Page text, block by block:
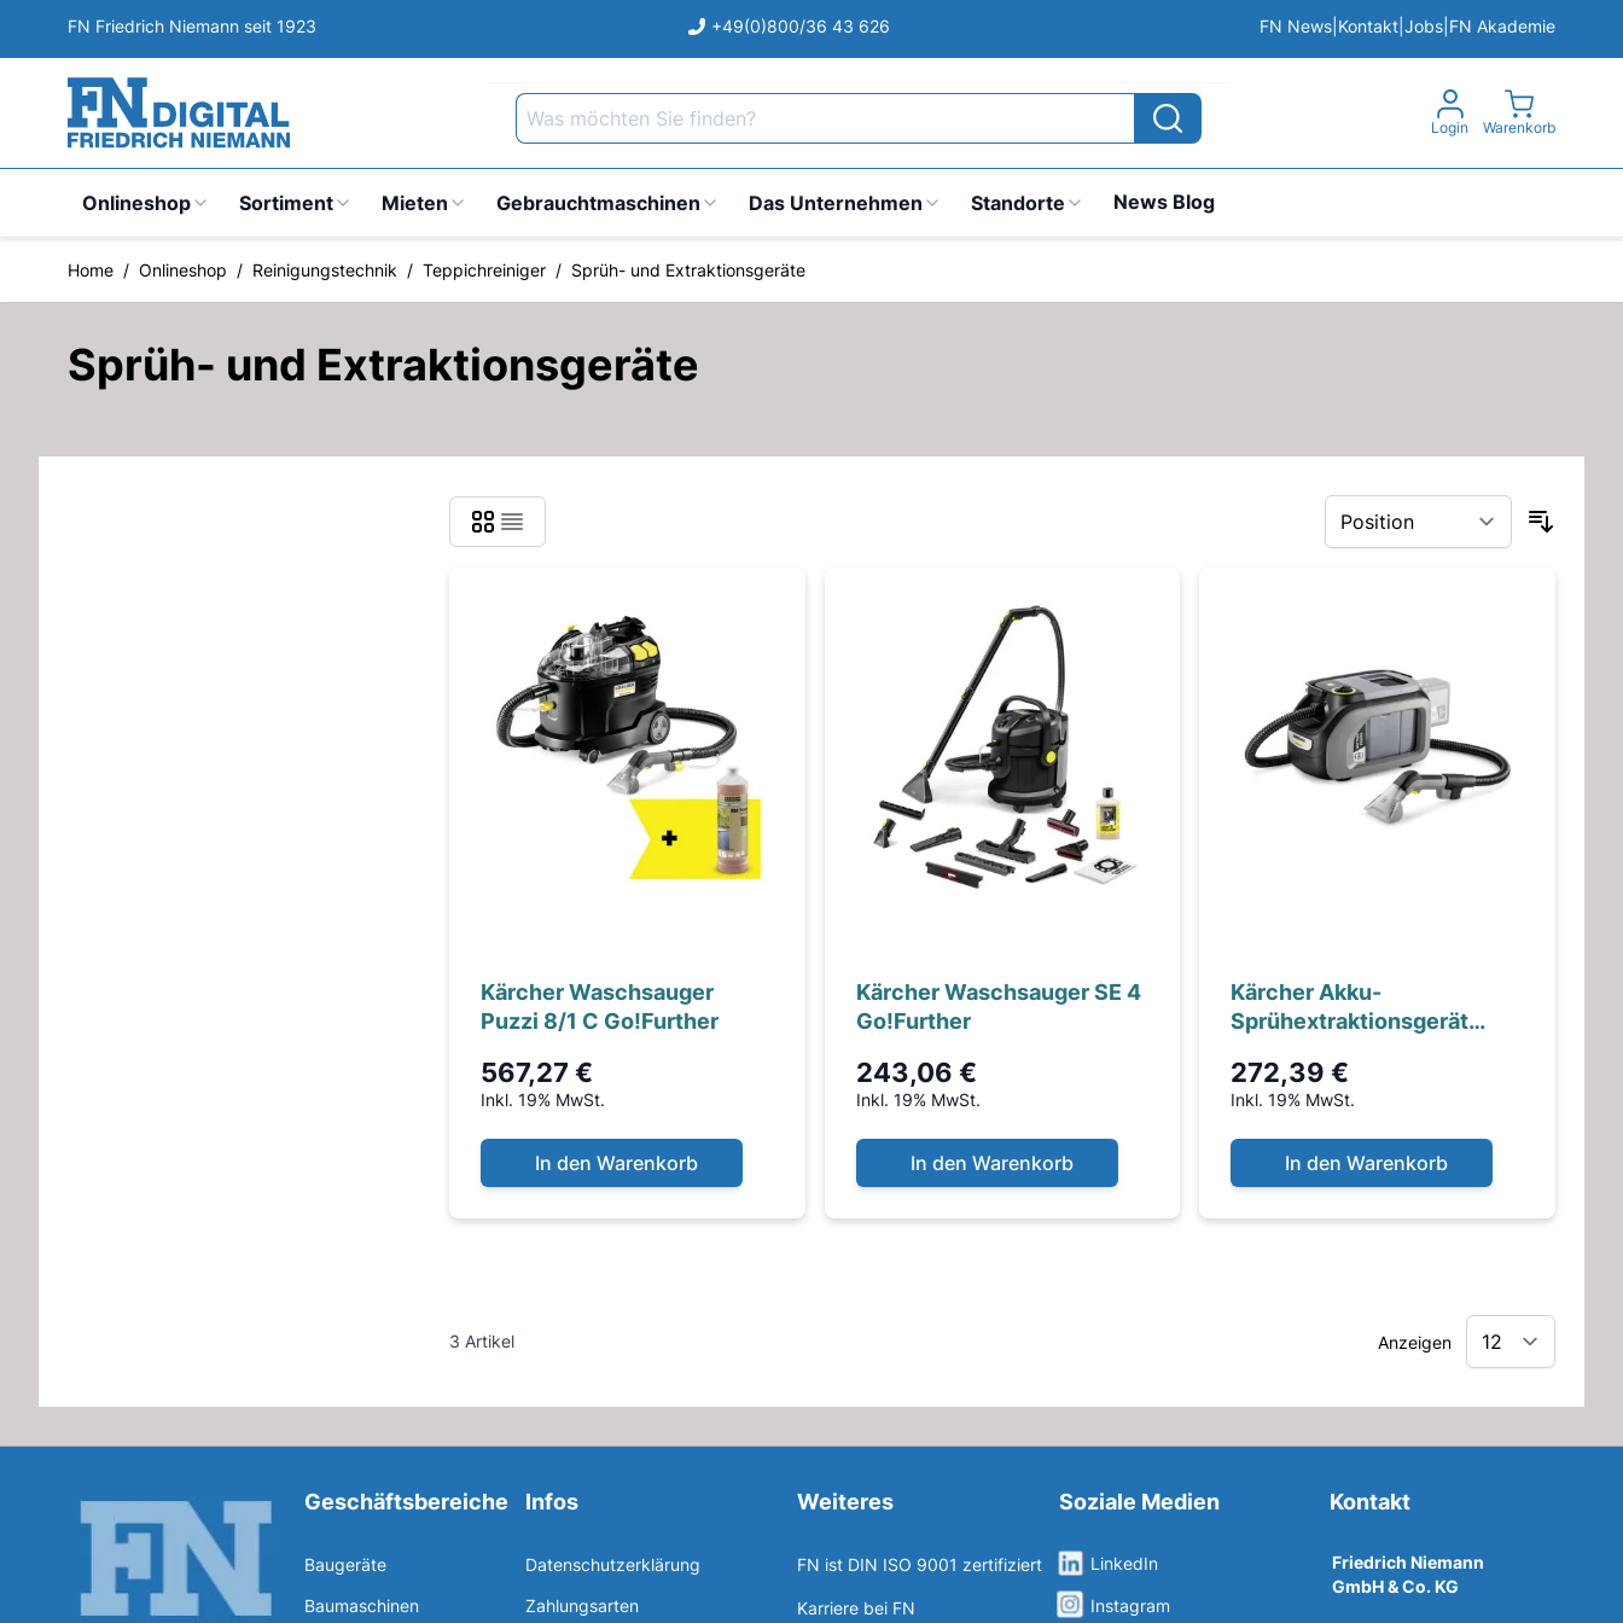
Direkt zum Inhalt
FN Friedrich Niemann seit 1923 +49(0)800/36 43 626 FN News Kontakt Jobs FN Akademie
Was möchten Sie finden?
Login
View cart,
Warenkorb
Onlineshop Sortiment Mieten Gebrauchtmaschinen Das Unternehmen Standorte News Blog
Home / Onlineshop / Reinigungstechnik / Teppichreiniger / Sprüh- und Extraktionsgeräte
Sprüh- und Extraktionsgeräte
Kärcher Waschsauger
Puzzi 8/1 C Go!Further
567,27 €
Inkl. 19% MwSt.
In den Warenkorb
Kärcher Waschsauger SE 4
Go!Further
243,06 €
Inkl. 19% MwSt.
In den Warenkorb
Kärcher Akku-
Sprühextraktionsgerät
272,39 €
Inkl. 19% MwSt.
In den Warenkorb
3 Artikel Anzeigen
Geschäftsbereiche
Baugeräte
Baumaschinen
Infos
Datenschutzerklärung
Zahlungsarten
Weiteres
FN ist DIN ISO 9001 zertifiziert
Karriere bei FN
Soziale Medien
LinkedIn
Instagram
Kontakt
Friedrich Niemann
GmbH & Co. KG